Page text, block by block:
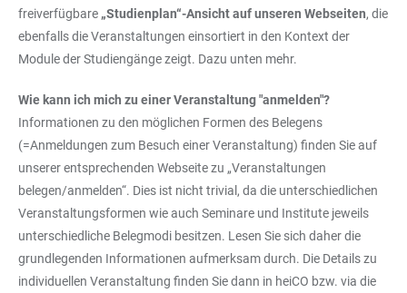
freiverfügbare „Studienplan“-Ansicht auf unseren Webseiten, die
ebenfalls die Veranstaltungen einsortiert in den Kontext der
Module der Studiengänge zeigt. Dazu unten mehr.
Wie kann ich mich zu einer Veranstaltung "anmelden"?
Informationen zu den möglichen Formen des Belegens
(=Anmeldungen zum Besuch einer Veranstaltung) finden Sie auf
unserer entsprechenden Webseite zu „Veranstaltungen
belegen/anmelden“. Dies ist nicht trivial, da die unterschiedlichen
Veranstaltungsformen wie auch Seminare und Institute jeweils
unterschiedliche Belegmodi besitzen. Lesen Sie sich daher die
grundlegenden Informationen aufmerksam durch. Die Details zu
individuellen Veranstaltung finden Sie dann in heiCO bzw. via die